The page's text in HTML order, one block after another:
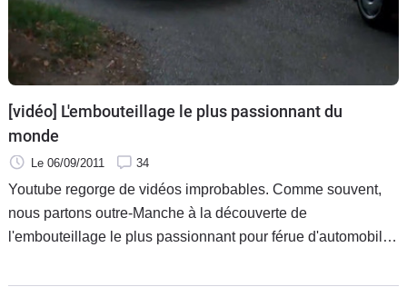
[vidéo] L'embouteillage le plus passionnant du
monde
Le 06/09/2011 34
Youtube regorge de vidéos improbables. Comme souvent,
nous partons outre-Manche à la découverte de
l'embouteillage le plus passionnant pour férue d'automobile.
les évacuer toutes !